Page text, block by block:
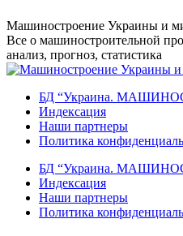
Перейти
к
содержанию
Машиностроение Украины и
Все о машиностроительной
анализ, прогноз, статистика
БД “Украина.
Индекcация
Наши партнеры
Политика
БД “Украина.
Индекcация
Наши партнеры
Политика